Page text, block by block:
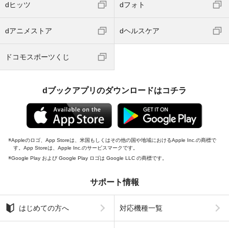
dヒッツ dフォト
dアニメストア dヘルスケア
ドコモスポーツくじ
dブックアプリのダウンロードはコチラ
Appleのロゴ、App Storeは、米国もしくはその他の国や地域におけるApple Inc.の商標で
す。App Storeは、Apple Inc.のサービスマークです。
Google Play および Google Play ロゴは Google LLC の商標です。
サポート情報
はじめての方へ 対応機種一覧